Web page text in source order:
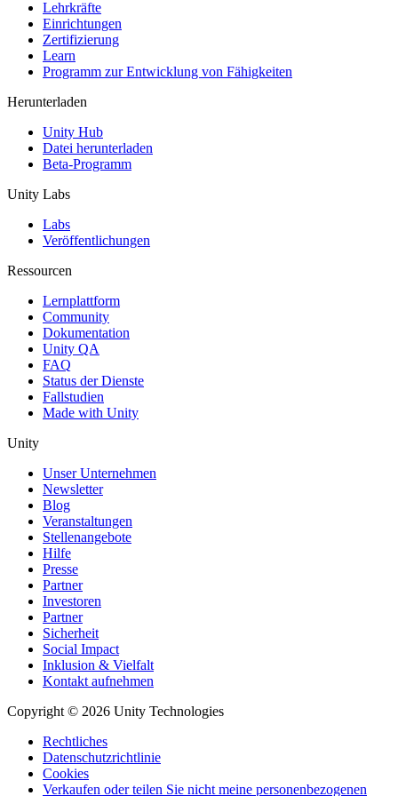
XR-Spiele
XR-Spiele plattformübergreifend starten
Multiplayer-Spiele
Vereinfachte Entwicklung von Multiplayer-Spielen
Lehrkräfte
Einrichtungen
Zertifizierung
Learn
Programm zur Entwicklung von Fähigkeiten
Herunterladen
Unity Hub
Datei herunterladen
Beta-Programm
Unity Labs
Labs
Veröffentlichungen
Ressourcen
Lernplattform
Community
Dokumentation
Unity QA
FAQ
Status der Dienste
Fallstudien
Made with Unity
Unity
Unser Unternehmen
Newsletter
Blog
Veranstaltungen
Stellenangebote
Hilfe
Presse
Partner
Investoren
Partner
Sicherheit
Social Impact
Inklusion & Vielfalt
Kontakt aufnehmen
Copyright © 2026 Unity Technologies
Rechtliches
Datenschutzrichtlinie
Cookies
Verkaufen oder teilen Sie nicht meine personenbezogenen